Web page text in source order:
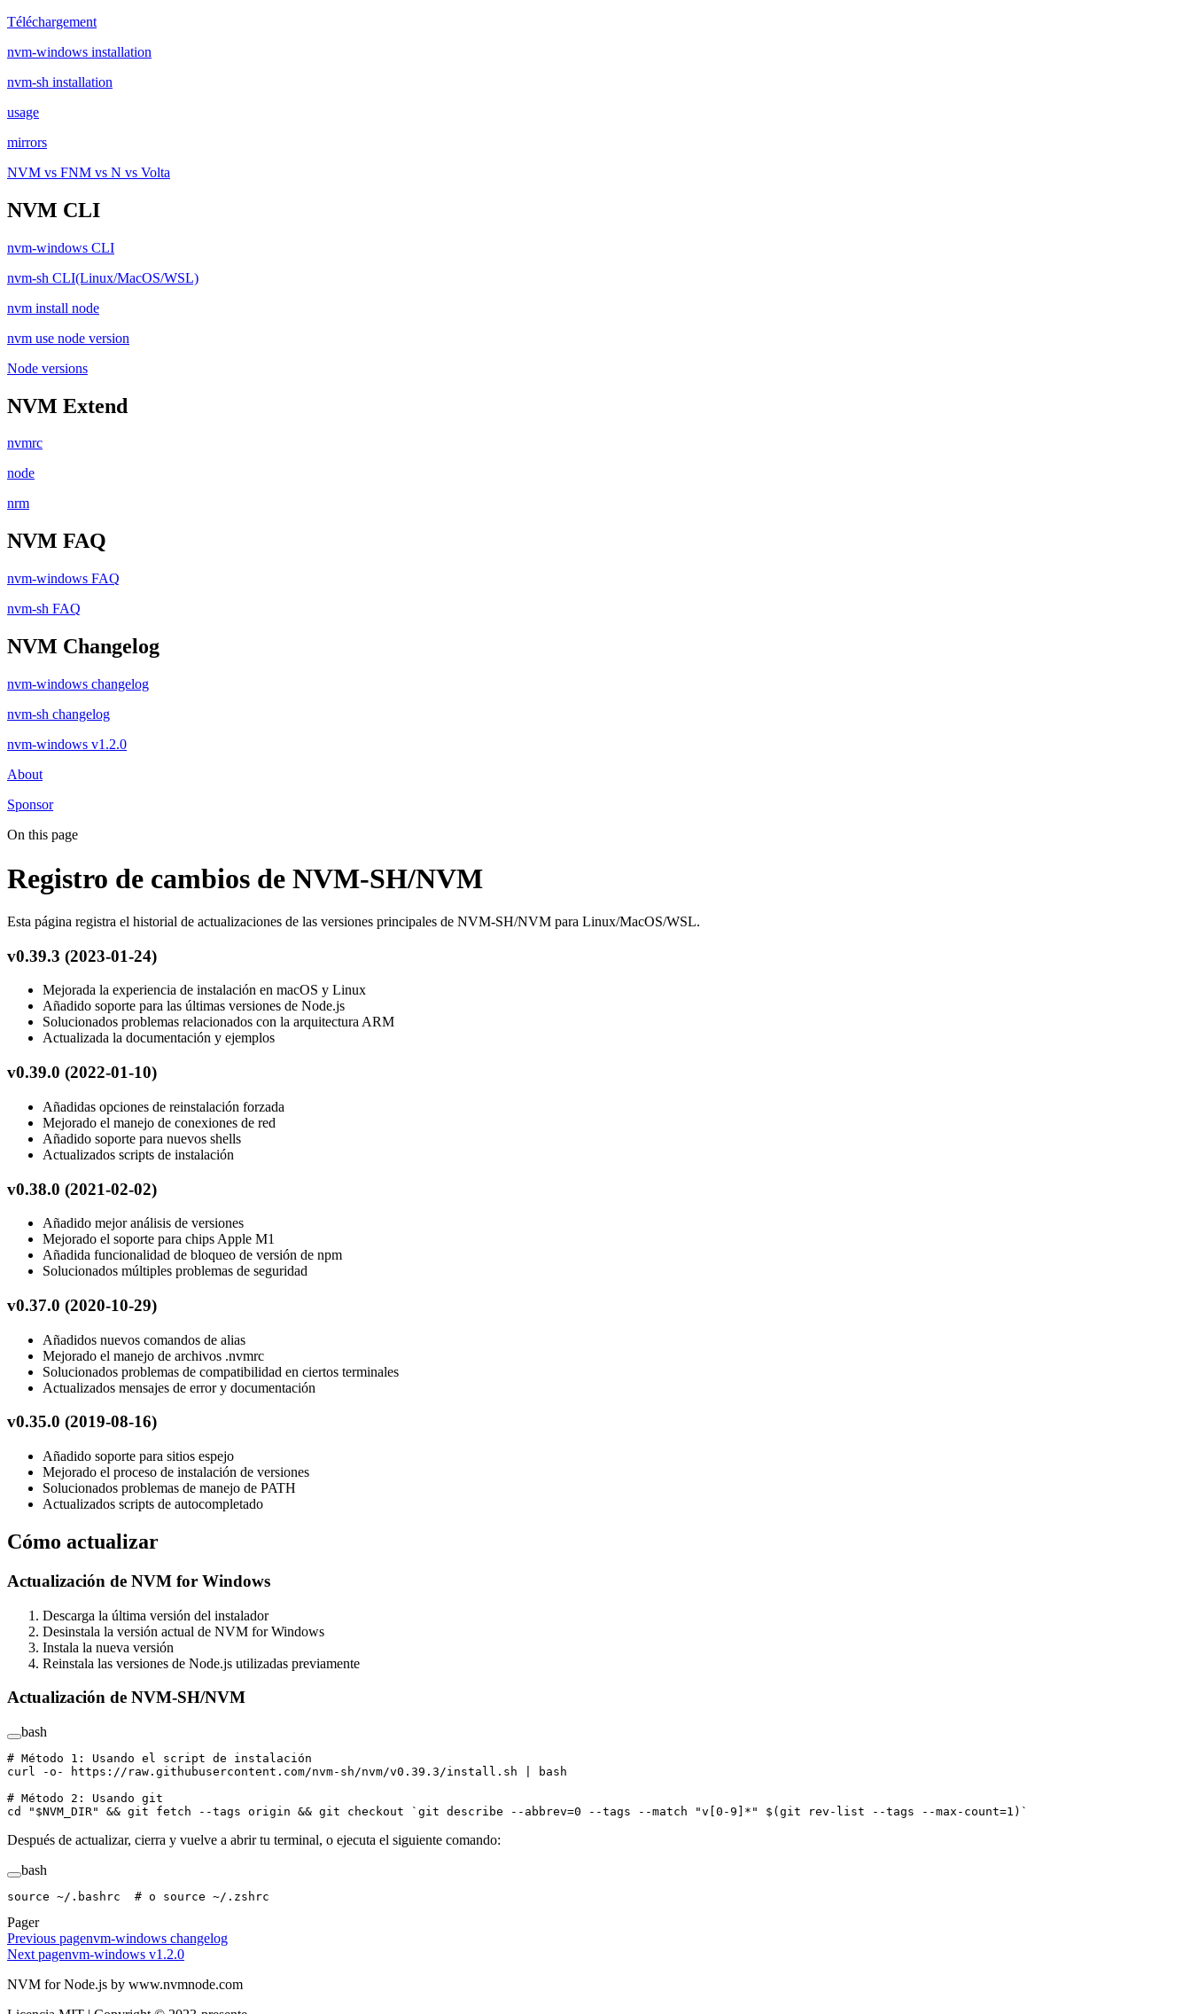
Téléchargement
nvm-windows installation
nvm-sh installation
usage
mirrors
NVM vs FNM vs N vs Volta
NVM CLI
nvm-windows CLI
nvm-sh CLI(Linux/MacOS/WSL)
nvm install node
nvm use node version
Node versions
NVM Extend
nvmrc
node
nrm
NVM FAQ
nvm-windows FAQ
nvm-sh FAQ
NVM Changelog
nvm-windows changelog
nvm-sh changelog
nvm-windows v1.2.0
About
Sponsor
On this page
Registro de cambios de NVM-SH/NVM
Esta página registra el historial de actualizaciones de las versiones principales de NVM-SH/NVM para Linux/MacOS/WSL.
v0.39.3 (2023-01-24)
Mejorada la experiencia de instalación en macOS y Linux
Añadido soporte para las últimas versiones de Node.js
Solucionados problemas relacionados con la arquitectura ARM
Actualizada la documentación y ejemplos
v0.39.0 (2022-01-10)
Añadidas opciones de reinstalación forzada
Mejorado el manejo de conexiones de red
Añadido soporte para nuevos shells
Actualizados scripts de instalación
v0.38.0 (2021-02-02)
Añadido mejor análisis de versiones
Mejorado el soporte para chips Apple M1
Añadida funcionalidad de bloqueo de versión de npm
Solucionados múltiples problemas de seguridad
v0.37.0 (2020-10-29)
Añadidos nuevos comandos de alias
Mejorado el manejo de archivos .nvmrc
Solucionados problemas de compatibilidad en ciertos terminales
Actualizados mensajes de error y documentación
v0.35.0 (2019-08-16)
Añadido soporte para sitios espejo
Mejorado el proceso de instalación de versiones
Solucionados problemas de manejo de PATH
Actualizados scripts de autocompletado
Cómo actualizar
Actualización de NVM for Windows
Descarga la última versión del instalador
Desinstala la versión actual de NVM for Windows
Instala la nueva versión
Reinstala las versiones de Node.js utilizadas previamente
Actualización de NVM-SH/NVM
bash
# Método 1: Usando el script de instalación
curl -o- https://raw.githubusercontent.com/nvm-sh/nvm/v0.39.3/install.sh
bash
# Método 2: Usando git
cd
" $NVM_DIR" && git fetch --tags origin && git checkout ` git describe --abbrev=0 --tags --match "v[0-9]*" $( git rev-list --tags --max-count=1 )`
Después de actualizar, cierra y vuelve a abrir tu terminal, o ejecuta el siguiente comando:
bash
source ~/.bashrc
  # o source ~/.zshrc
Pager
Previous pagenvm-windows changelog
Next pagenvm-windows v1.2.0
NVM for Node.js by www.nvmnode.com